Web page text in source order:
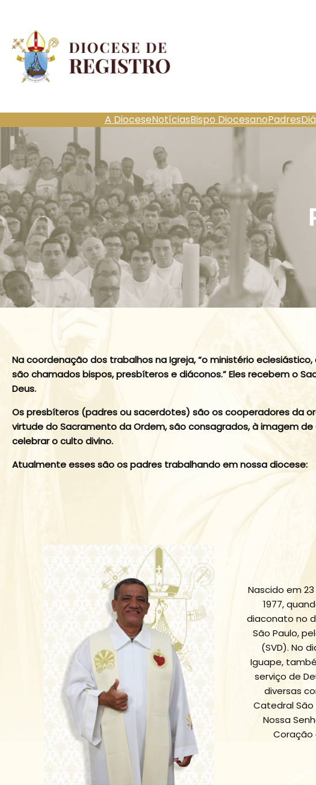
conteúdo
A DioceseNotíciasBispo DiocesanoPadres
Na coordenação dos trabalhos na Igreja, “o ministério
são chamados bispos, presbíteros e diáconos.” Eles recebem o
Deus.
Os presbíteros (padres ou sacerdotes) são os cooperadores da
virtude do Sacramento da Ordem, são consagrados, à imagem
celebrar o culto divino.
Atualmente esses são os padres trabalhando em nossa diocese:
Nascido em
1977,
diaconato no
São Paulo,
(SVD). No
Iguape,
serviço de
diversas
Catedral São
Nossa
Coração